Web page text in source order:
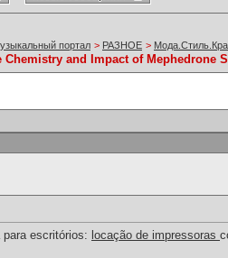
портал > РАЗНОЕ >
Chemistry and Impact of Mephedrone
escritórios: locação de impressoras